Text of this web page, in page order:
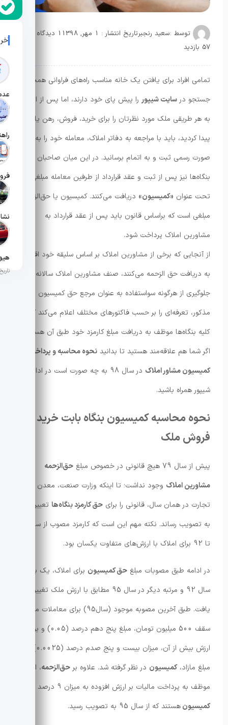
تاریخ
تاریخ
تاریخ
تاریخ
تاریخ
توسط :سعید رنجبرتاریخ انتشار : 1 مهر, 1398
1 دیدگاه
57 بازدید
تمامی افراد برای یافتن یک خانه مناسب راه‌های فراوانی همچون
جستجو در سایت شیپور را پیش پای خود دارند، اما پس از اینکه
به هر طریقی ملک مورد نظرتان را برای خرید، فروش، رهن یا اجاره
پیدا کردید، باید با مراجعه به دفاتر املاک، معامله خود را به
صورت رسمی ثبت و به اتمام برسانید. در این میان صاحبان
بنگاه‌ها نیز پس از ثبت و عقد قرارداد از طرفین معامله مبلغی
تحت عنوان «کمیسیون» دریافت می‌کنند. کمیسیون یا حق‌الزحمه
مبلغی است که براساس قانون باید پس از عقد قرارداد به
مشاورین املاک پرداخت شود.
از آنجایی که برخی از مشاورین املاک بر اساس سلیقه خود اقدام
به دریافت حق الزحمه می‌کنند، صنف مشاورین املاک سالانه جهت
جلوگیری از هرگونه سواستفاده به عنوان مرجع حق کمیسیون
مذکور، تعرفه‌ای را بر حسب فاکتورهای مختلف اعلام می‌کند که
کلیه بنگاه‌ها موظف به دریافت مبلغ کارمزد خود طبق آن هستند.
اگر شما هم علاقه‌مند هستید تا بدانید نحوه محاسبه و پرداخت
کمیسیون مشاور املاک
در سال 98 به چه صورت است در ادامه با
شیپور همراه باشید.
نحوه محاسبه کمیسیون بنگاه بابت خرید و
فروش ملک
پیش از سال 79 هیچ قانونی در خصوص مبلغ
حق‌الزحمه
مشاورین املاک وجود نداشت؛ تا اینکه وزارت صنعت، معدن و
تجارت در همان سال، قانونی را برای حق کارمزد بنگاه‌ها تعیین و
تا 92 برای املاک با ارزش‌های متفاوت یکسان بود.
در ادامه طبق مصوبات مبلغ حق کمیسیون برای املاک، یک بار در
سال 92 و مرتبه دیگر در سال 95 مطابق با ارزش ملک تغییر
یافت. طبق آخرین مصوبه موجود (سال95) برای معاملات ملک تا
سقف 500 میلیون تومان، مبلغ پنج دهم درصد (0.05) و برای
ارزش بیش از آن، میزان بیست و پنج صدم درصد (0.0025) برای
مبلغ مازاد،کمیسیون در نظر گرفته شد. علاوه بر حق‌الزحمه، افراد
موظف به پرداخت مالیات بر ارزش افزوده به میزان 9 درصد از
کمیسیونهستند که از سال 95 به تصویب رسید.